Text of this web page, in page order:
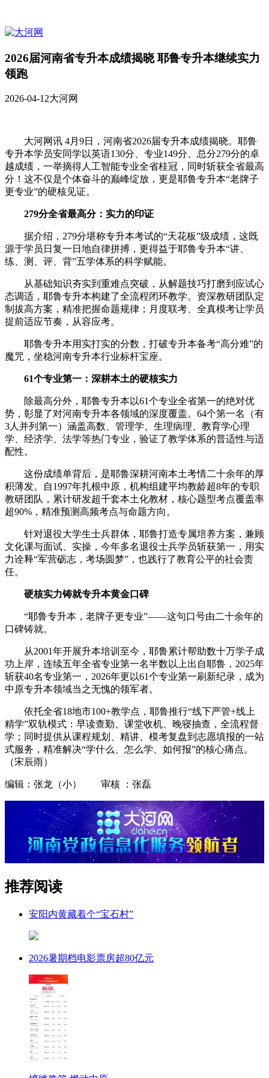
2026届河南省专升本成绩揭晓 耶鲁专升本继续实力
领跑
2026-04-12大河网
大河网讯 4月9日，河南省2026届专升本成绩揭晓。耶鲁
专升本学员安同学以英语130分、专业149分、总分279分的卓
越成绩，一举摘得人工智能专业全省桂冠，同时斩获全省最高
分！这不仅是个体奋斗的巅峰绽放，更是耶鲁专升本“老牌子
更专业”的硬核见证。
279分全省最高分：实力的印证
据介绍，279分堪称专升本考试的“天花板”级成绩，这既
源于学员日复一日地自律拼搏，更得益于耶鲁专升本“讲、
练、测、评、背”五学体系的科学赋能。
从基础知识夯实到重难点突破，从解题技巧打磨到应试心
态调适，耶鲁专升本构建了全流程闭环教学。资深教研团队定
制拔高方案，精准把握命题规律；月度联考、全真模考让学员
提前适应节奏，从容应考。
耶鲁专升本用实打实的分数，打破专升本备考“高分难”的
魔咒，坐稳河南专升本行业标杆宝座。
61个专业第一：深耕本土的硬核实力
除最高分外，耶鲁专升本以61个专业全省第一的绝对优
势，彰显了对河南专升本各领域的深度覆盖。64个第一名（有
3人并列第一）涵盖高数、管理学、生理病理、教育学心理
学、经济学、法学等热门专业，验证了教学体系的普适性与适
配性。
这份成绩单背后，是耶鲁深耕河南本土考情二十余年的厚
积薄发。自1997年扎根中原，机构组建平均教龄超8年的专职
教研团队，累计研发超千套本土化教材，核心题型考点覆盖率
超90%，精准预测高频考点与命题方向。
针对退役大学生士兵群体，耶鲁打造专属培养方案，兼顾
文化课与面试、实操，今年多名退役士兵学员斩获第一，用实
力诠释“军营砺志，考场圆梦”，也践行了教育公平的社会责
任。
硬核实力铸就专升本黄金口碑
“耶鲁专升本，老牌子更专业”——这句口号由二十余年的
口碑铸就。
从2001年开展升本培训至今，耶鲁累计帮助数十万学子成
功上岸，连续五年全省专业第一名半数以上出自耶鲁，2025年
斩获40名专业第一，2026年更以61个专业第一刷新纪录，成为
中原专升本领域当之无愧的领军者。
依托全省18地市100+教学点，耶鲁推行“线下严管+线上
精学”双轨模式：早读查勤、课堂收机、晚寝抽查，全流程督
学；同时提供从课程规划、精讲、模考复盘到志愿填报的一站
式服务，精准解决“学什么、怎么学、如何报”的核心痛点。
（宋辰雨）
编辑：张龙（小） 审核 ：张磊
推荐阅读
安阳内黄藏着个“宝石村”
2026暑期档电影票房超80亿元